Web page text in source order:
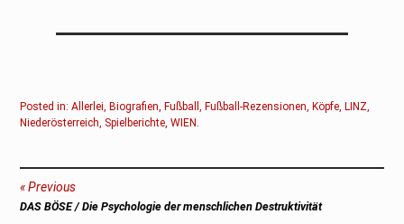
Posted in:Allerlei, Biografien, Fußball, Fußball-Rezensionen, Köpfe, LINZ,
Niederösterreich, Spielberichte,WIEN .
Beitragsnavigation
Previous
Previous
DAS BÖSE / Die Psychologie der menschlichen Destruktivität